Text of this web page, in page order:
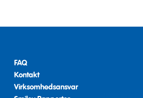
FAQ
Kontakt
Virksomhedsansvar